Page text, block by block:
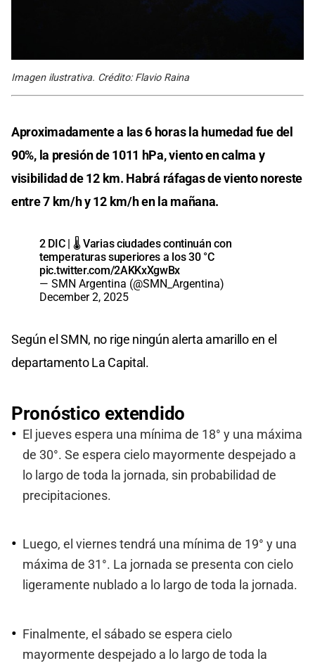
Imagen ilustrativa. Crédito: Flavio Raina
Aproximadamente a las 6 horas la humedad fue del
90%, la presión de 1011 hPa, viento en calma y
visibilidad de 12 km. Habrá ráfagas de viento noreste
entre 7 km/h y 12 km/h en la mañana.
2 DIC | 🌡️ Varias ciudades continuán con
temperaturas superiores a los 30 °C
pic.twitter.com/2AKKxXgwBx
— SMN Argentina (@SMN_Argentina)
December 2, 2025
Según el SMN, no rige ningún alerta amarillo en el
departamento La Capital.
Pronóstico extendido
El jueves espera una mínima de 18° y una máxima
de 30°. Se espera cielo mayormente despejado a
lo largo de toda la jornada, sin probabilidad de
precipitaciones.
Luego, el viernes tendrá una mínima de 19° y una
máxima de 31°. La jornada se presenta con cielo
ligeramente nublado a lo largo de toda la jornada.
Finalmente, el sábado se espera cielo
mayormente despejado a lo largo de toda la